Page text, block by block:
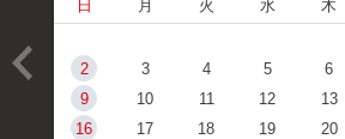
日 月 火 水 木
2
3 4 5 6
9
10 11 12 13
16
17 18 19 20